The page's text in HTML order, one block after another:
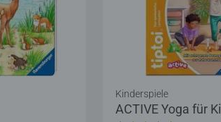
ACTIVE Yoga für
Kinderspiele